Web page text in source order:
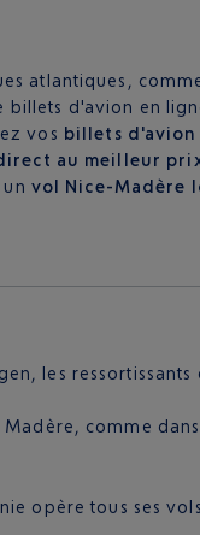
atlantiques,
billets d'avion en
vos billets d'avion
au meilleur
vol Nice-Madère
les
comme
opère tous ses